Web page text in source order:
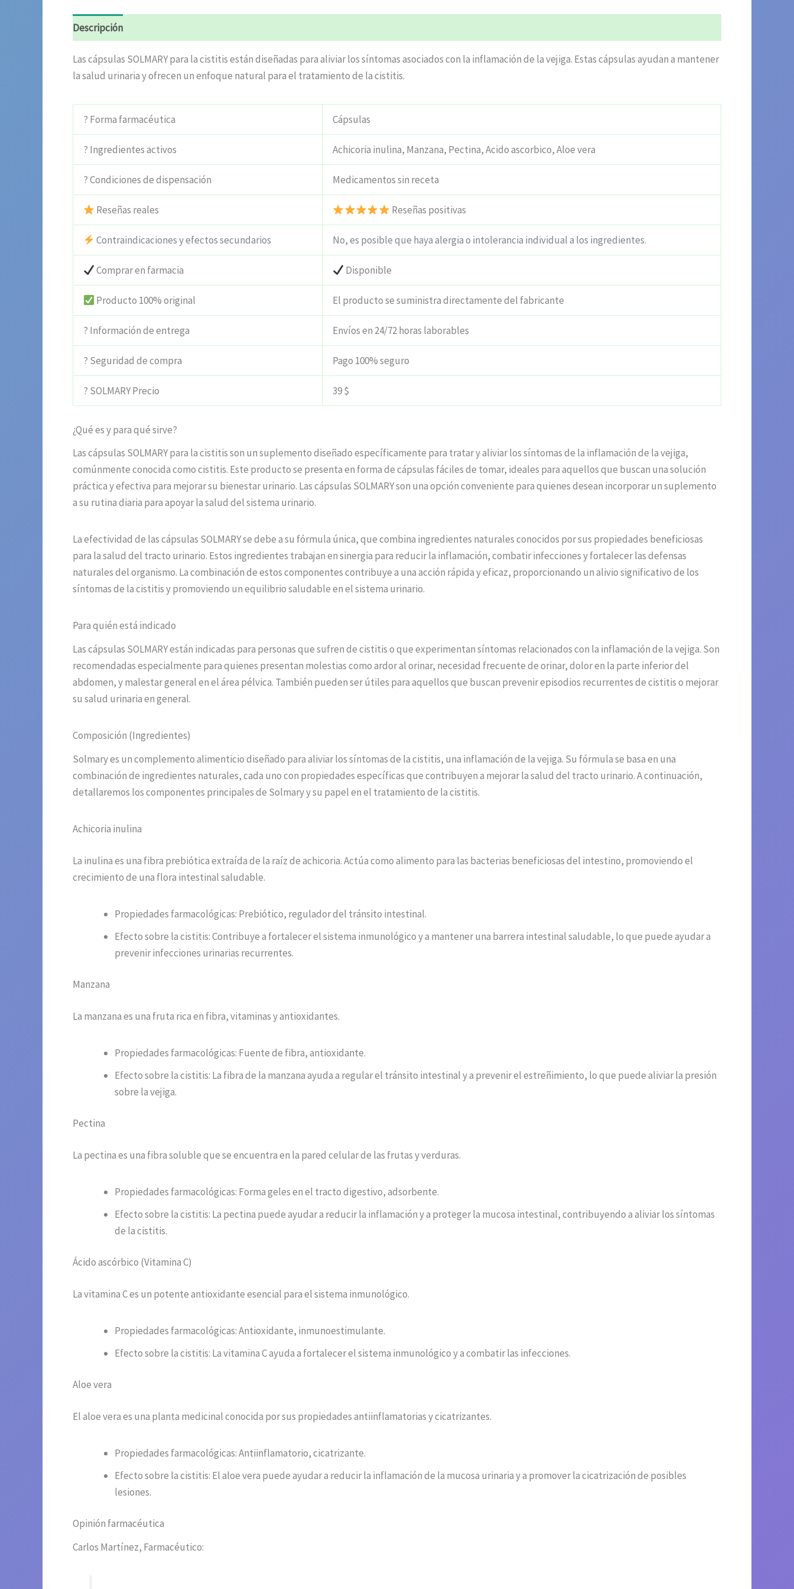
Descripción
Las cápsulas SOLMARY para la cistitis están diseñadas para aliviar los síntomas asociados con la inflamación de la vejiga. Estas cápsulas ayudan a mantener
la salud urinaria y ofrecen un enfoque natural para el tratamiento de la cistitis.
? Forma farmacéutica Cápsulas
? Ingredientes activos Achicoria inulina, Manzana, Pectina, Acido ascorbico, Aloe vera
? Condiciones de dispensación Medicamentos sin receta
Reseñas reales Reseñas positivas
Contraindicaciones y efectos secundarios No, es posible que haya alergia o intolerancia individual a los ingredientes.
Comprar en farmacia Disponible
Producto 100% original El producto se suministra directamente del fabricante
? Información de entrega Envíos en 24/72 horas laborables
? Seguridad de compra Pago 100% seguro
? SOLMARY Precio 39 $
¿Qué es y para qué sirve?
Las cápsulas SOLMARY para la cistitis son un suplemento diseñado específicamente para tratar y aliviar los síntomas de la inflamación de la vejiga,
comúnmente conocida como cistitis. Este producto se presenta en forma de cápsulas fáciles de tomar, ideales para aquellos que buscan una solución
práctica y efectiva para mejorar su bienestar urinario. Las cápsulas SOLMARY son una opción conveniente para quienes desean incorporar un suplemento
a su rutina diaria para apoyar la salud del sistema urinario.
La efectividad de las cápsulas SOLMARY se debe a su fórmula única, que combina ingredientes naturales conocidos por sus propiedades beneficiosas
para la salud del tracto urinario. Estos ingredientes trabajan en sinergia para reducir la inflamación, combatir infecciones y fortalecer las defensas
naturales del organismo. La combinación de estos componentes contribuye a una acción rápida y eficaz, proporcionando un alivio significativo de los
síntomas de la cistitis y promoviendo un equilibrio saludable en el sistema urinario.
Para quién está indicado
Las cápsulas SOLMARY están indicadas para personas que sufren de cistitis o que experimentan síntomas relacionados con la inflamación de la vejiga. Son
recomendadas especialmente para quienes presentan molestias como ardor al orinar, necesidad frecuente de orinar, dolor en la parte inferior del
abdomen, y malestar general en el área pélvica. También pueden ser útiles para aquellos que buscan prevenir episodios recurrentes de cistitis o mejorar
su salud urinaria en general.
Composición (Ingredientes)
Solmary es un complemento alimenticio diseñado para aliviar los síntomas de la cistitis, una inflamación de la vejiga. Su fórmula se basa en una
combinación de ingredientes naturales, cada uno con propiedades específicas que contribuyen a mejorar la salud del tracto urinario. A continuación,
detallaremos los componentes principales de Solmary y su papel en el tratamiento de la cistitis.
Achicoria inulina
La inulina es una fibra prebiótica extraída de la raíz de achicoria. Actúa como alimento para las bacterias beneficiosas del intestino, promoviendo el
crecimiento de una flora intestinal saludable.
Propiedades farmacológicas: Prebiótico, regulador del tránsito intestinal.
Efecto sobre la cistitis: Contribuye a fortalecer el sistema inmunológico y a mantener una barrera intestinal saludable, lo que puede ayudar a
prevenir infecciones urinarias recurrentes.
Manzana
La manzana es una fruta rica en fibra, vitaminas y antioxidantes.
Propiedades farmacológicas: Fuente de fibra, antioxidante.
Efecto sobre la cistitis: La fibra de la manzana ayuda a regular el tránsito intestinal y a prevenir el estreñimiento, lo que puede aliviar la presión
sobre la vejiga.
Pectina
La pectina es una fibra soluble que se encuentra en la pared celular de las frutas y verduras.
Propiedades farmacológicas: Forma geles en el tracto digestivo, adsorbente.
Efecto sobre la cistitis: La pectina puede ayudar a reducir la inflamación y a proteger la mucosa intestinal, contribuyendo a aliviar los síntomas
de la cistitis.
Ácido ascórbico (Vitamina C)
La vitamina C es un potente antioxidante esencial para el sistema inmunológico.
Propiedades farmacológicas: Antioxidante, inmunoestimulante.
Efecto sobre la cistitis: La vitamina C ayuda a fortalecer el sistema inmunológico y a combatir las infecciones.
Aloe vera
El aloe vera es una planta medicinal conocida por sus propiedades antiinflamatorias y cicatrizantes.
Propiedades farmacológicas: Antiinflamatorio, cicatrizante.
Efecto sobre la cistitis: El aloe vera puede ayudar a reducir la inflamación de la mucosa urinaria y a promover la cicatrización de posibles
lesiones.
Opinión farmacéutica
Carlos Martínez, Farmacéutico: